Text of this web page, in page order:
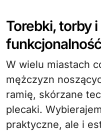
Torebki, torby
W wielu miastach
mężczyzn
ramię, skórzane
plecaki.
praktyczne, ale i